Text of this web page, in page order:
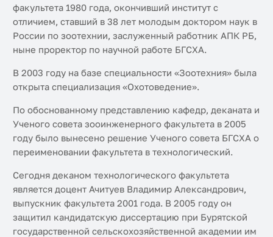
факультета 1980 года, окончивший институт с
отличием, ставший в 38 лет молодым доктором наук в
России по зоотехнии, заслуженный работник АПК РБ,
ныне проректор по научной работе БГСХА.
В 2003 году на базе специальности «Зоотехния» была
открыта специализация «Охотоведение».
По обоснованному представлению кафедр, деканата и
Ученого совета зооинженерного факультета в 2005
году было вынесено решение Ученого совета БГСХА о
переименовании факультета в технологический.
Сегодня деканом технологического факультета
является доцент Ачитуев Владимир Александрович,
выпускник факультета 2001 года. В 2005 году он
защитил кандидатскую диссертацию при Бурятской
государственной сельскохозяйственной академии им